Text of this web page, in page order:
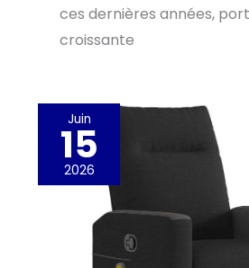
ces dernières années,
croissante
Juin
15
2026